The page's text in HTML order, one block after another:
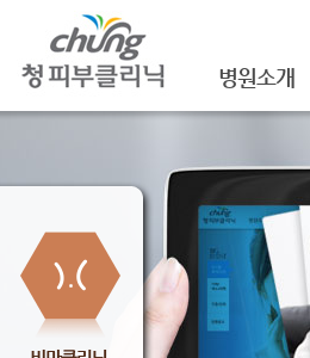
병원소개
진료안내
레이저장비소개
병원 둘러보기
찾아오시는 길
공지사항